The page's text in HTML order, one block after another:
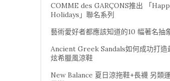
COMME des GARÇONS推出 「
Holidays」聯名系列
藝術愛好者都應該知道的10 幅著名抽
Ancient Greek Sandals如何成功打造
炫希臘風涼鞋
New Balance 夏日涼拖鞋+長襪 另類